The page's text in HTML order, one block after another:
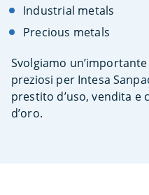
Industrial metals
Precious metals
Svolgiamo
preziosi per Intesa
prestito d’uso, vendita e
d’oro.